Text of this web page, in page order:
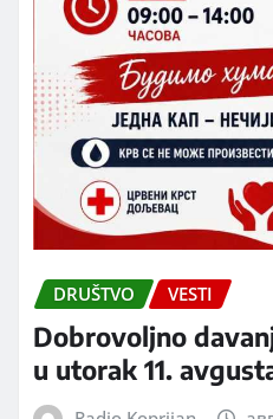
DRUŠTVO VESTI
Dobrovoljno
u utorak 11.